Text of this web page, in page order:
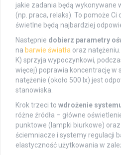
jakie zadania będą wykonywane
(np. praca, relaks). To pomoże
świetlne będą najbardziej
Następnie dobierz parametry
na barwie światła oraz
K) sprzyja wypoczynkowi,
więcej) poprawia koncentrację w
natężenie (około 500 lx) jest
stanowiska.
Krok trzeci to wdrożenie
różne źródła – główne
punktowe (lampki biurkowe)
ściemniacze i systemy regulacji
elastyczność użytkowania w